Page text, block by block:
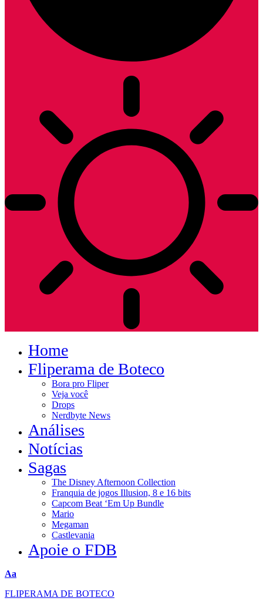
Home
Fliperama de Boteco
Bora pro Fliper
Veja você
Drops
Nerdbyte News
Análises
Notícias
Sagas
The Disney Afternoon Collection
Franquia de jogos Illusion, 8 e 16 bits
Capcom Beat ‘Em Up Bundle
Mario
Megaman
Castlevania
Apoie o FDB
Redimensionar
Aa
FLIPERAMA DE BOTECO